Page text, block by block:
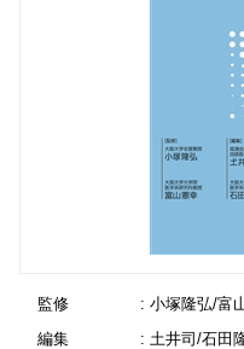
監修
: 小塚隆弘/富
編集
: 土井司/石田